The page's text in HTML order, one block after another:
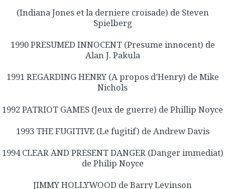
(Indiana Jones et la derniere croisade) de Steven
Spielberg
1990 PRESUMED INNOCENT (Presume innocent) de
Alan J. Pakula
1991 REGARDING HENRY (A propos d’Henry) de Mike
Nichols
1992 PATRIOT GAMES (Jeux de guerre) de Phillip Noyce
1993 THE FUGITIVE (Le fugitif) de Andrew Davis
1994 CLEAR AND PRESENT DANGER (Danger immediat)
de Philip Noyce
JIMMY HOLLYWOOD de Barry Levinson